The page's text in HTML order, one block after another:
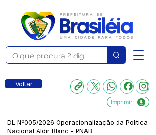
Voltar
Imprimir
DL Nº005/2026 Operacionalização da Política
Nacional Aldir Blanc - PNAB